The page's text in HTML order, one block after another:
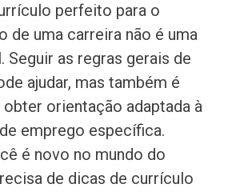
perfeito para o
de uma carreira não é uma
Seguir as regras gerais de
ajudar, mas também é
orientação adaptada à
emprego específica.
é novo no mundo do
de dicas de currículo